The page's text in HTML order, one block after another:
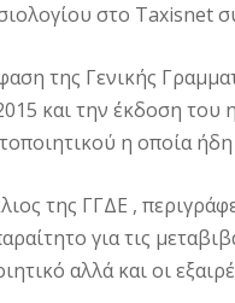
στο Taxisnet
της Γενικής
και την έκδοση
η οποία
της ΓΓΔΕ ,
για τις
αλλά και οι